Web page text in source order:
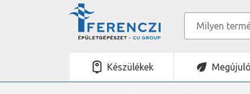
Készülékek